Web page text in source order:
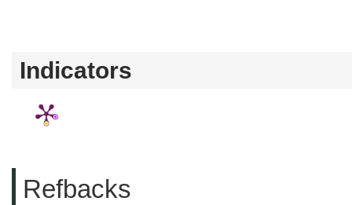
Indicators
Refbacks